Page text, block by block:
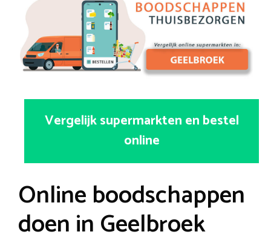
Vergelijk supermarkten en bestel
online
Online boodschappen
doen in Geelbroek